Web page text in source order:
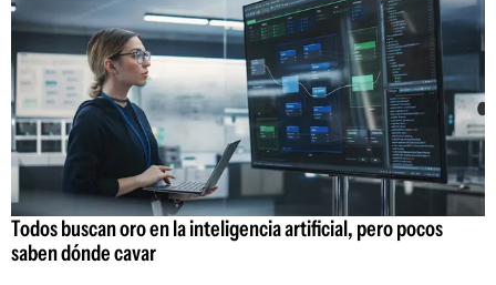
Todos buscan oro en la inteligencia artificial, pero pocos
saben dónde cavar